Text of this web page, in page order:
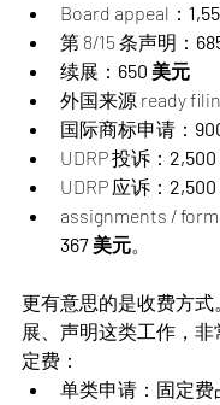
Board appeal：
第 8/15 条声明：
续展： 650 美元
外国来源 ready
国际商标申请：
UDRP 投诉：
UDRP 应诉：
assignments /
367 美元。
更有意思的是收费方
展、声明这类工作，
定费：
单类申请：固定费